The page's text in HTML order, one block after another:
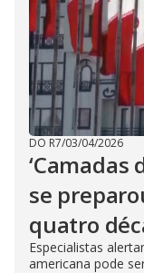
DO R7/03/04/2026
‘Camadas
se
quatro
Especialistas
americana pode